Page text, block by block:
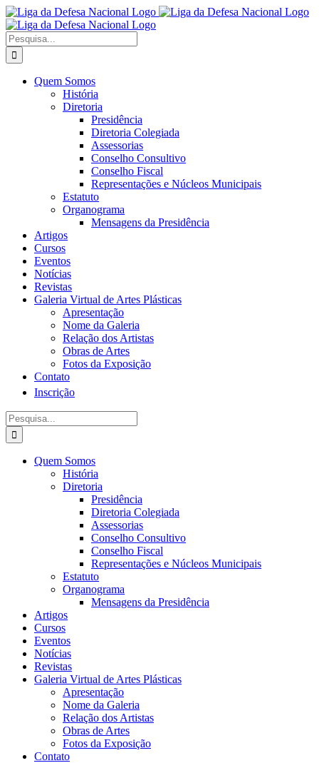
Ir
para
o
conteúdo
Facebook
X
Instagram
Procurar
por:
Quem Somos
História
Diretoria
Presidência
Diretoria Colegiada
Assessorias
Conselho Consultivo
Conselho Fiscal
Representações e Núcleos Municipais
Estatuto
Organograma
Mensagens da Presidência
Artigos
Cursos
Eventos
Notícias
Revistas
Galeria Virtual de Artes Plásticas
Apresentação
Nome da Galeria
Relação dos Artistas
Obras de Artes
Fotos da Exposição
Contato
Inscrição
Procurar
por:
Quem Somos
História
Diretoria
Presidência
Diretoria Colegiada
Assessorias
Conselho Consultivo
Conselho Fiscal
Representações e Núcleos Municipais
Estatuto
Organograma
Mensagens da Presidência
Artigos
Cursos
Eventos
Notícias
Revistas
Galeria Virtual de Artes Plásticas
Apresentação
Nome da Galeria
Relação dos Artistas
Obras de Artes
Fotos da Exposição
Contato